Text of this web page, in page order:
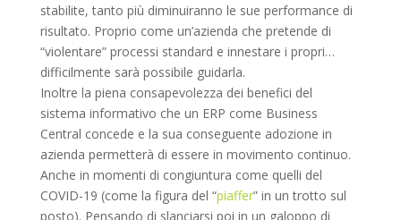
stabilite, tanto più diminuiranno le sue performance di
risultato. Proprio come un’azienda che pretende di
“violentare” processi standard e innestare i propri…
difficilmente sarà possibile guidarla.
Inoltre la piena consapevolezza dei benefici del
sistema informativo che un ERP come Business
Central concede e la sua conseguente adozione in
azienda permetterà di essere in movimento continuo.
Anche in momenti di congiuntura come quelli del
COVID-19 (come la figura del “piaffer” in un trotto sul
posto). Pensando di slanciarsi poi in un galoppo di